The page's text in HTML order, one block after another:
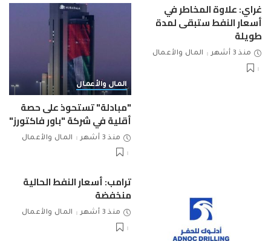
غراي: علاوة المخاطر في
أسعار النفط ستبقى لمدة
طويلة
منذ 3 أشهر المال والأعمال
المال والأعمال
"مبادلة" تستحوذ على حصة
أقلية في شركة "باور فاكتورز"
منذ 3 أشهر المال والأعمال
ترامب: أسعار النفط الحالية
منخفضة
منذ 3 أشهر المال والأعمال